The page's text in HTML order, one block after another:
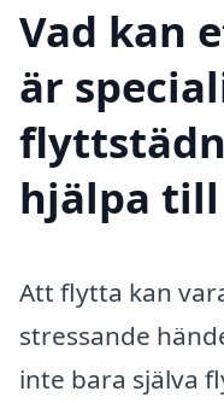
Vad kan
är
hjälpa till
Att flytta kan
stressande
inte bara själva